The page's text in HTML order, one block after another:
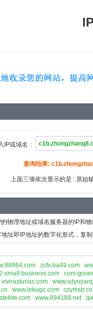
IP或域名：
查询结果:
上面三项依次显示的是 : 原始
物理地址或域名服务器的IP和
址即IP地址的数字化形式，复
zcfx.ba49.com
small-business.com
com-
vivirasturias.com
www.lekugo.com
www.894188.net